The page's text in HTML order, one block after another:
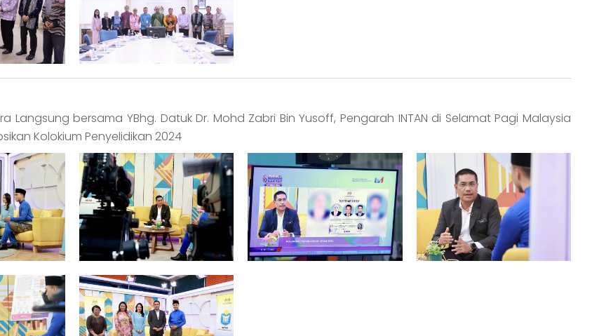
Langsung bersama YBhg. Datuk Dr. Mohd Zabri Bin Yusoff, Pengarah INTAN di Selamat Pagi Malaysia
Kolokium Penyelidikan 2024